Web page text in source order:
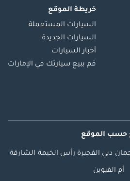
خريطة الموقع
السيارات المستعملة
السيارات الجديدة
أخبار السيارات
قم ببيع سيارتك في الإمارات
حسب الموقع
دبي الفجيرة رأس الخيمة الشارقة
أم القيوين